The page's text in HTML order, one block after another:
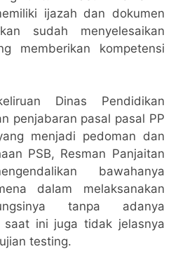
ijazah dan dokumen
sudah menyelesaikan
memberikan kompetensi
Dinas Pendidikan
penjabaran pasal pasal PP
menjadi pedoman dan
PSB, Resman Panjaitan
bawahanya
dalam melaksanakan
tanpa adanya
saat ini juga tidak jelasnya
testing.